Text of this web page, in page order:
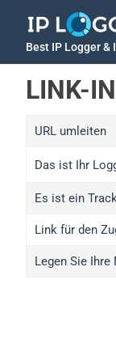
Best IP Logger &
LINK-
URL umleiten
Das ist Ihr
Es ist ein
Link für den
Legen Sie